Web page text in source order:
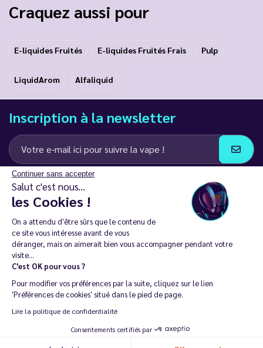
Continuer sans accepter
Salut c'est nous...
les Cookies !
On a attendu d'être sûrs que le contenu de
ce site vous intéresse avant de vous
déranger, mais on aimerait bien vous accompagner pendant votre
visite...
C'est OK pour vous ?
Pour modifier vos préférences par la suite, cliquez sur le lien
'Préférences de cookies' situé dans le pied de page.
Lire la politique de confidentialité
Consentements certifiés par
Craquez aussi pour
E-liquides Fruités E-liquides Fruités Frais Pulp
LiquidArom Alfaliquid
Inscription à la newsletter
J’accepte de recevoir des communications e-mail et SMS de la part de
LD Groupe
Restez en contact
La vente de cigarette électronique est interdite chez les moins de
18 ans. 🔞
Copyright © 2014 - 2026 Le Vapoteur Discount - Tous droits